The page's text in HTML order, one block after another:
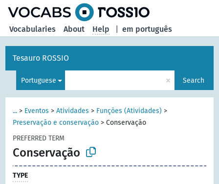
em português
Vocabularies About Help
Tesauro ROSSIO
Portuguese × Search
... > Eventos >Atividades > Funções (Atividades) >
Preservação e conservação >Conservação
PREFERRED TERM
Conservação
TYPE